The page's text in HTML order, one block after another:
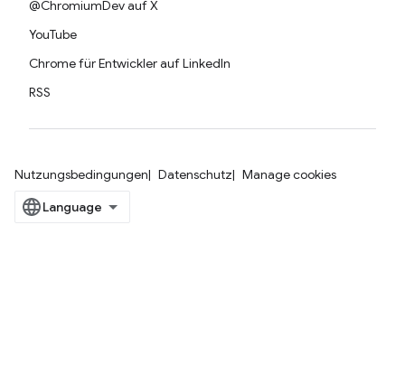
@ChromiumDev auf X
YouTube
Chrome für Entwickler auf LinkedIn
RSS
Nutzungsbedingungen Datenschutz Manage cookies